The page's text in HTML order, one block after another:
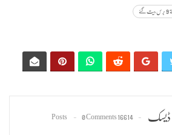
ڈیسک 16614 Posts
0 Comments